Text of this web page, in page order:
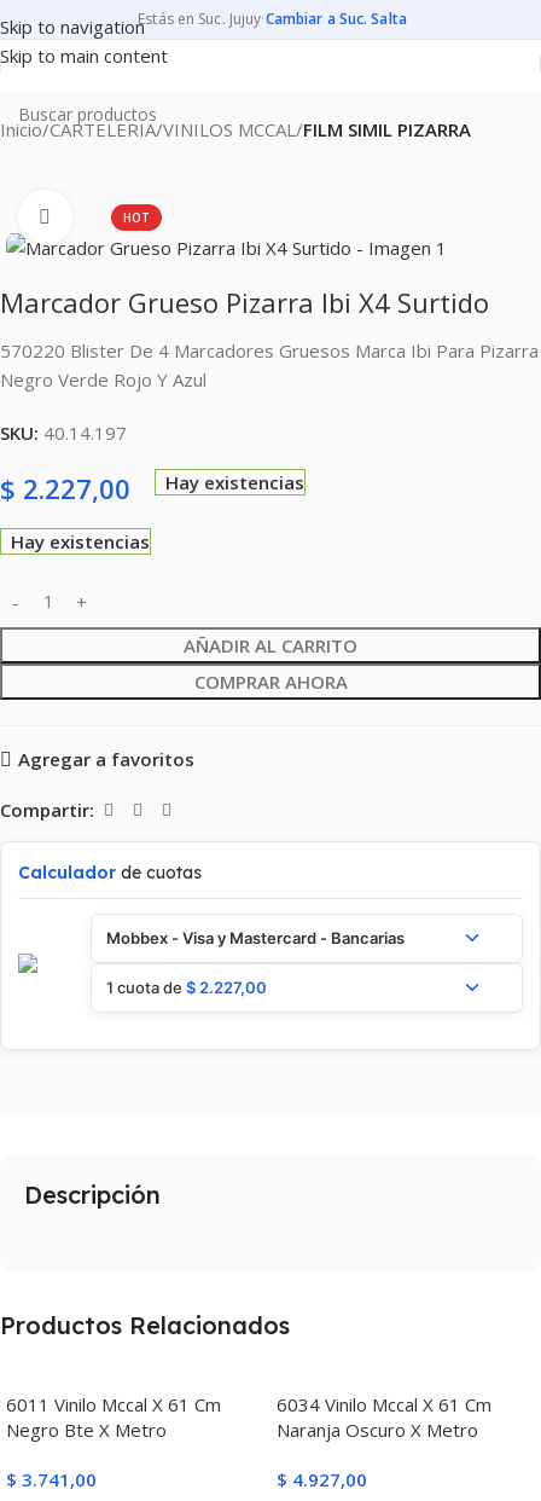
Skip to navigation
Skip to main content
Estás en Suc. Jujuy·Cambiar a Suc. Salta
Inicio CARTELERIA VINILOS MCCAL FILM SIMIL PIZARRA
HOT
Clic para ampliar
Marcador Grueso Pizarra Ibi X4 Surtido
570220 Blister De 4 Marcadores Gruesos Marca Ibi Para Pizarra
Negro Verde Rojo Y Azul
SKU: 40.14.197
$ 2.227,00 Hay existencias
Hay existencias
AÑADIR AL CARRITO
COMPRAR AHORA
Agregar a favoritos
Compartir:
Calculador de cuotas
Mobbex - Visa y Mastercard - Bancarias
1 cuota de $ 2.227,00
Descripción
Productos Relacionados
6011 Vinilo Mccal X 61 Cm
Negro Bte X Metro
$ 3.741,00
6034 Vinilo Mccal X 61 Cm
Naranja Oscuro X Metro
$ 4.927,00